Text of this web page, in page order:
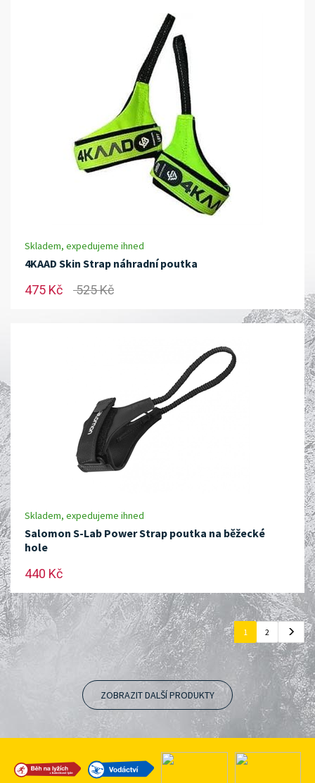
Skladem, expedujeme ihned
4KAAD Skin Strap náhradní poutka
475 Kč 525 Kč
Skladem, expedujeme ihned
Salomon S-Lab Power Strap poutka na běžecké
hole
440 Kč
1 2
ZOBRAZIT DALŠÍ PRODUKTY